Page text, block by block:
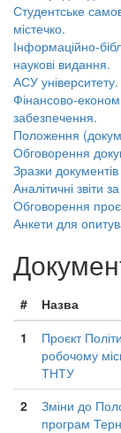
Студентське
містечко.
Інформаційно-
наукові видання.
АСУ університету.
Фінансово-
забезпечення.
Положення
Обговорення
Зразки документів
Аналітичні звіти
Обговорення
Анкети для
# Назва
1
Проєкт
робочому
ТНТУ
2
Зміни до
програм